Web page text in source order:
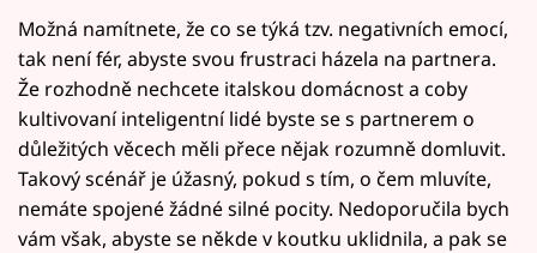
Možná namítnete, že co se týká tzv. negativních emocí,
tak není fér, abyste svou frustraci házela na partnera.
Že rozhodně nechcete italskou domácnost a coby
kultivovaní inteligentní lidé byste se s partnerem o
důležitých věcech měli přece nějak rozumně domluvit.
Takový scénář je úžasný, pokud s tím, o čem mluvíte,
nemáte spojené žádné silné pocity. Nedoporučila bych
vám však, abyste se někde v koutku uklidnila, a pak se